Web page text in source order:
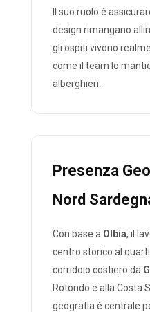
Il suo ruolo è
design rimangano
gli ospiti vivono
come il team lo
alberghieri.
Presenza
Nord
Con base a Olbia, il
centro storico al
corridoio costiero da
Rotondo e alla Costa
geografia è centrale